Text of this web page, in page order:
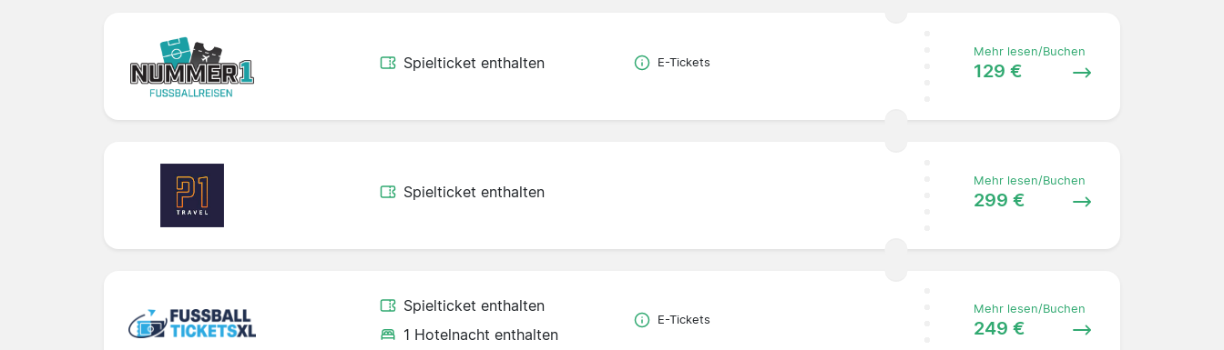
Spielticket enthalten E-Tickets
Mehr lesen/Buchen
129 €
Spielticket enthalten
Mehr lesen/Buchen
299 €
Spielticket enthalten
1 Hotelnacht enthalten
E-Tickets
Mehr lesen/Buchen
249 €